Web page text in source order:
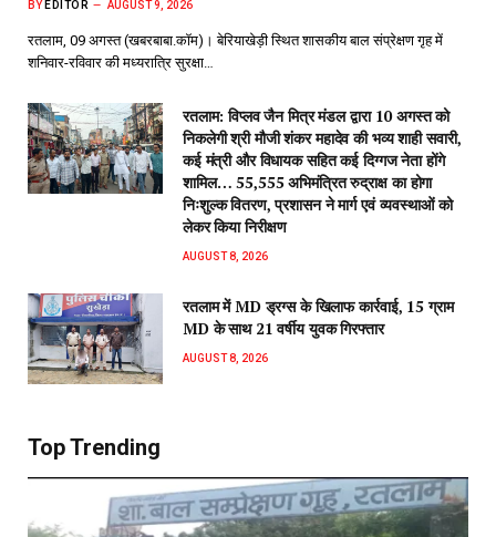
BY EDITOR AUGUST 9, 2026
रतलाम, 09 अगस्त (खबरबाबा.कॉम)। बेरियाखेड़ी स्थित शासकीय बाल संप्रेक्षण गृह में
शनिवार-रविवार की मध्यरात्रि सुरक्षा…
रतलाम: विप्लव जैन मित्र मंडल द्वारा 10 अगस्त को
निकलेगी श्री मौजी शंकर महादेव की भव्य शाही सवारी,
कई मंत्री और विधायक सहित कई दिग्गज नेता होंगे
शामिल… 55,555 अभिमंत्रित रुद्राक्ष का होगा
निःशुल्क वितरण, प्रशासन ने मार्ग एवं व्यवस्थाओं को
लेकर किया निरीक्षण
AUGUST 8, 2026
रतलाम में MD ड्रग्स के खिलाफ कार्रवाई, 15 ग्राम
MD के साथ 21 वर्षीय युवक गिरफ्तार
AUGUST 8, 2026
Top Trending